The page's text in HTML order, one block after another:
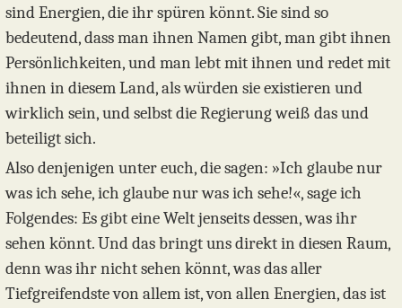
sind Energien, die ihr spüren könnt. Sie sind so
bedeutend, dass man ihnen Namen gibt, man gibt ihnen
Persönlichkeiten, und man lebt mit ihnen und redet mit
ihnen in diesem Land, als würden sie existieren und
wirklich sein, und selbst die Regierung weiß das und
beteiligt sich.
Also denjenigen unter euch, die sagen: »Ich glaube nur
was ich sehe, ich glaube nur was ich sehe!«, sage ich
Folgendes: Es gibt eine Welt jenseits dessen, was ihr
sehen könnt. Und das bringt uns direkt in diesen Raum,
denn was ihr nicht sehen könnt, was das aller
Tiefgreifendste von allem ist, von allen Energien, das ist